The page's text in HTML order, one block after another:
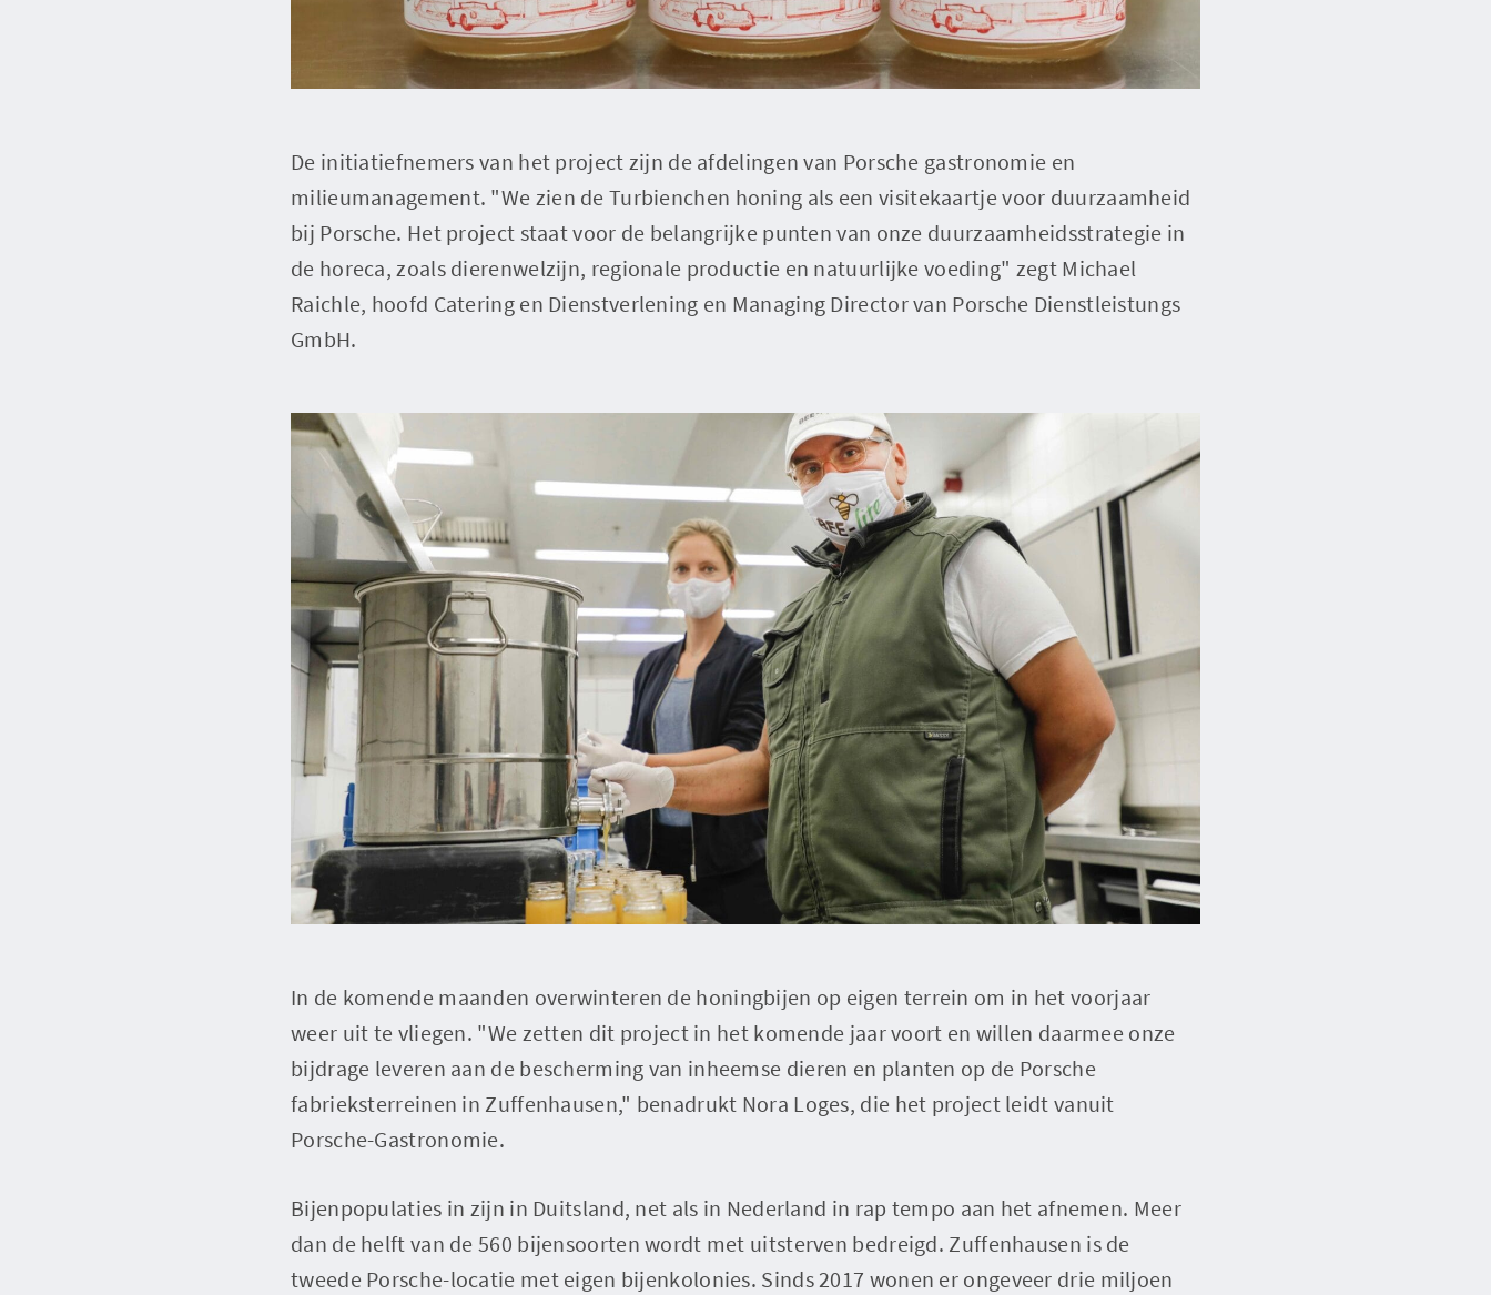
De initiatiefnemers van het project zijn de afdelingen van Porsche gastronomie en
milieumanagement. "We zien de Turbienchen honing als een visitekaartje voor duurzaamheid
bij Porsche. Het project staat voor de belangrijke punten van onze duurzaamheidsstrategie in
de horeca, zoals dierenwelzijn, regionale productie en natuurlijke voeding" zegt Michael
Raichle, hoofd Catering en Dienstverlening en Managing Director van Porsche Dienstleistungs
GmbH.
In de komende maanden overwinteren de honingbijen op eigen terrein om in het voorjaar
weer uit te vliegen. "We zetten dit project in het komende jaar voort en willen daarmee onze
bijdrage leveren aan de bescherming van inheemse dieren en planten op de Porsche
fabrieksterreinen in Zuffenhausen," benadrukt Nora Loges, die het project leidt vanuit
Porsche-Gastronomie.
Bijenpopulaties in zijn in Duitsland, net als in Nederland in rap tempo aan het afnemen. Meer
dan de helft van de 560 bijensoorten wordt met uitsterven bedreigd. Zuffenhausen is de
tweede Porsche-locatie met eigen bijenkolonies. Sinds 2017 wonen er ongeveer drie miljoen